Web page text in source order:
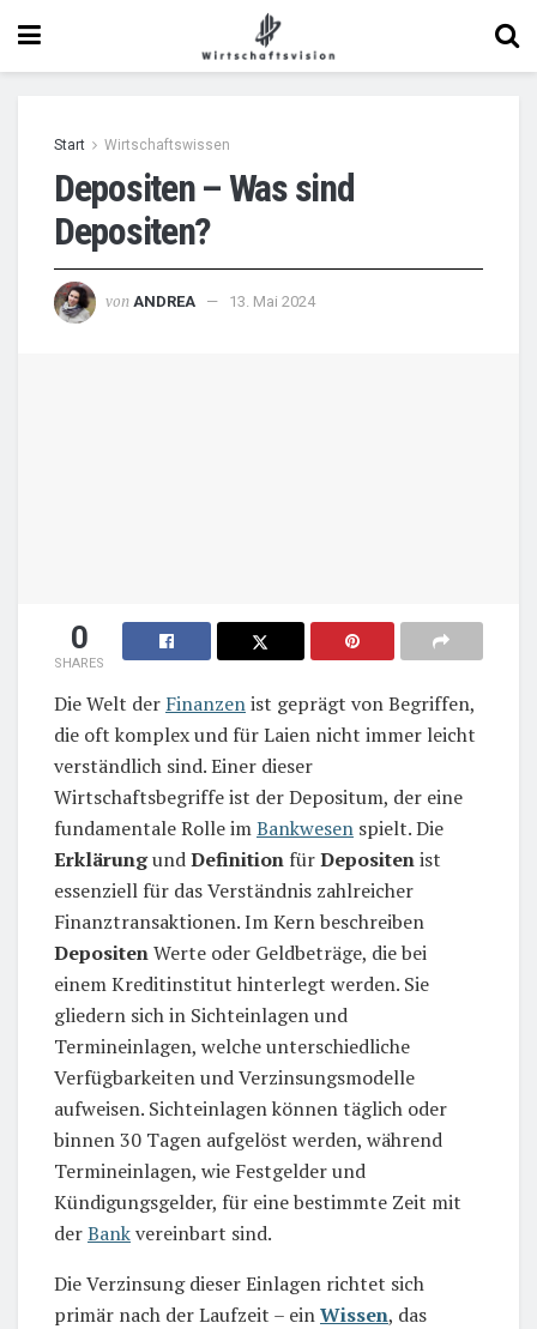
Start Wirtschaftswissen
Depositen – Was sind
Depositen?
von ANDREA 13. Mai 2024
0
SHARES
Die Welt der Finanzenist geprägt von Begriffen,
die oft komplex und für Laien nicht immer leicht
verständlich sind. Einer dieser
Wirtschaftsbegriffe ist der Depositum, der eine
fundamentale Rolle imBankwesen spielt. Die
ErklärungundDefinition fürDepositenist
essenziell für das Verständnis zahlreicher
Finanztransaktionen. Im Kern beschreiben
DepositenWerte oder Geldbeträge, die bei
einem Kreditinstitut hinterlegt werden. Sie
gliedern sich in Sichteinlagen und
Termineinlagen, welche unterschiedliche
Verfügbarkeiten und Verzinsungsmodelle
aufweisen. Sichteinlagen können täglich oder
binnen 30 Tagen aufgelöst werden, während
Termineinlagen, wie Festgelder und
Kündigungsgelder, für eine bestimmte Zeit mit
derBankvereinbart sind.
Die Verzinsung dieser Einlagen richtet sich
primär nach der Laufzeit – einWissen, das